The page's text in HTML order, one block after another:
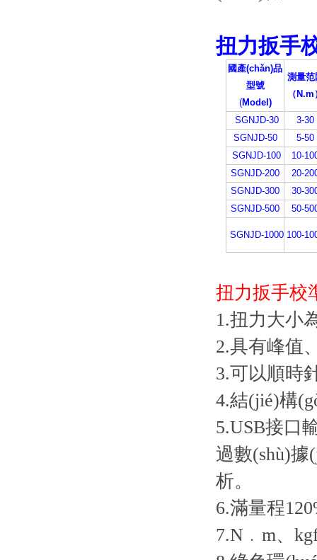
扭力扳手
國產(chǎn)品
型號
(Model)
測量范
（N.m
SGNJD-30
3-30
SGNJD-50
5-50
SGNJD-100
10-
SGNJD-200
20-
SGNJD-300
30-
SGNJD-500
50-
SGNJD-1000 100-
扭力扳手校
1.扭力大小
2.具有峰值
3.可以順時針
4.結(jié)構
5.USB接口
過數(shù)據
析。
6.滿量程
7.N﹒m